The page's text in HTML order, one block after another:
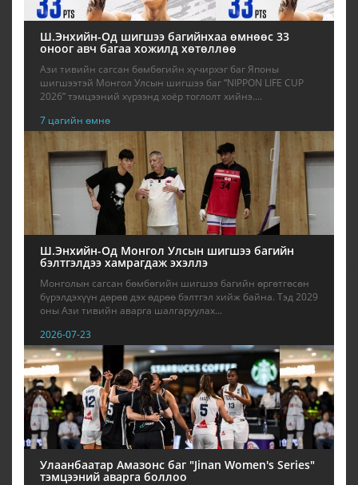
Ш.Энхийн-Од шигшээ багийнхаа өмнөөс 33
оноог авч багаа хожилд хөтөллөө
Ази тивийн сагсан бөмбөгийн хүчирхэг баг Японы
шигшээтэй Монгол Улсын шигшээ баг “NIPPON LIFE CUP
2026” тэмцээний хүрээнд хоёр тоглолт хийнэ....
7 цагийн өмнө
Ш.Энхийн-Од Монгол Улсын шигшээ багийн
бэлтгэлдээ хамрагдаж эхэллэ
Монголын сагсан бөмбөгийн шигшээ багийн өргөтгөсөн
бүрэлдэхүүн дөрөв дэх өдрөө бэлтгэл хийж байна. Тэд 2029
оны Ази тивийн аварга шалгаруулах...
2026-07-23
Улаанбаатар Амазонс баг "Jinan Women's Series"
тэмцээний аварга боллоо